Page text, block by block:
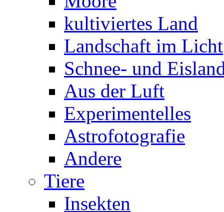
kultiviertes Land
Landschaft im Licht
Schnee- und
Aus der Luft
Experimentelles
Astrofotografie
Andere
Tiere
Insekten